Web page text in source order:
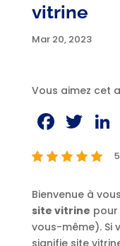
vitrine
Mar 20, 2023
Vous aimez cet
Bienvenue à
site vitrine
vous-même). Si
signifie site